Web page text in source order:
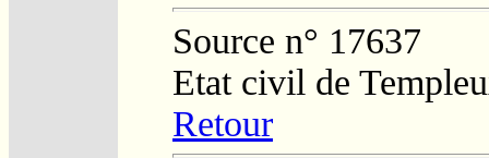
Source n° 17637
Etat civil de
Retour